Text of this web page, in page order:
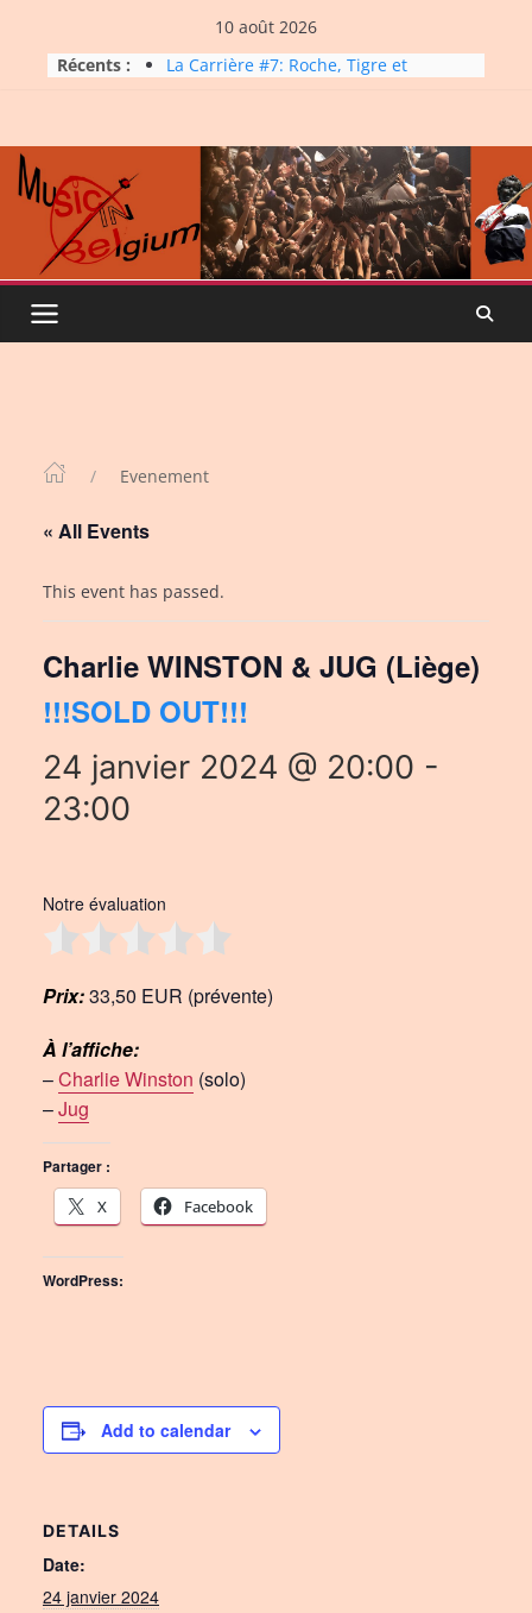
content
10 août 2026
Récents :
La Carrière #7: Roche, Tigre et
Micro Festival #16, maxi line-
Dynatop3 – 26 juillet 2026
Evenement
« All Events
This event has passed.
Charlie WINSTON & JUG (Liège)
!!!SOLD OUT!!!
24 janvier 2024 @ 20:00 -
23:00
Notre évaluation
Prix:33,50 EUR (prévente)
À l’affiche:
–Charlie Winston (solo)
–Jug
Partager :
X
Facebook
WordPress:
Add to calendar
DETAILS
Date:
24 janvier 2024